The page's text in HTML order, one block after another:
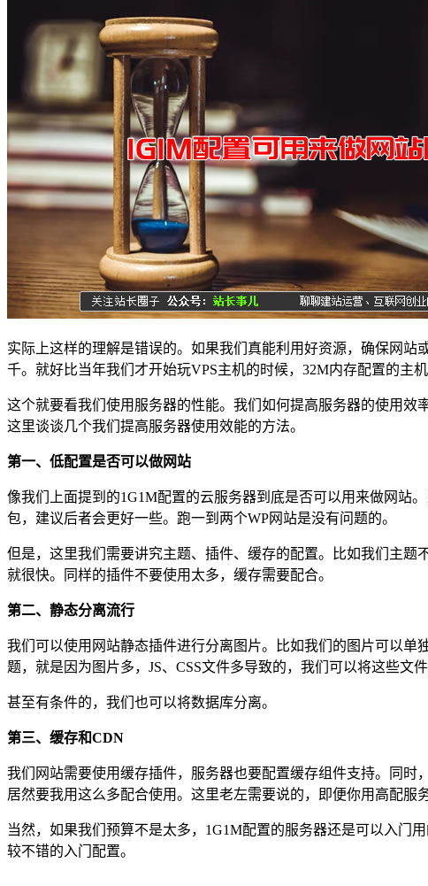
实际上这样的理解是错误的。如果我们真能利用好资源，确保网
千。就好比当年我们才开始玩VPS主机的时候，32M内存配置的主
这个就要看我们使用服务器的性能。我们如何提高服务器的使用效
这里谈谈几个我们提高服务器使用效能的方法。
第一、低配置是否可以做网站
像我们上面提到的1G1M配置的云服务器到底是否可以用来做网站
包，建议后者会更好一些。跑一到两个WP网站是没有问题的。
但是，这里我们需要讲究主题、插件、缓存的配置。比如我们主
就很快。同样的插件不要使用太多，缓存需要配合。
第二、静态分离流行
我们可以使用网站静态插件进行分离图片。比如我们的图片可以
题，就是因为图片多，JS、CSS文件多导致的，我们可以将这些文件
甚至有条件的，我们也可以将数据库分离。
第三、缓存和CDN
我们网站需要使用缓存插件，服务器也要配置缓存组件支持。同
居然要我用这么多配合使用。这里老左需要说的，即便你用高配服
当然，如果我们预算不是太多，1G1M配置的服务器还是可以入门
较不错的入门配置。